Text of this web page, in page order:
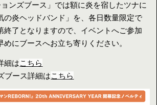
ンズブース」では額に炎を宿したツナに
の炎ヘッドバンド」を、各日数量限定で
終了となりますので、イベントへご参加
にブースへお立ち寄りください。
細はこちら
ブース詳細はこちら